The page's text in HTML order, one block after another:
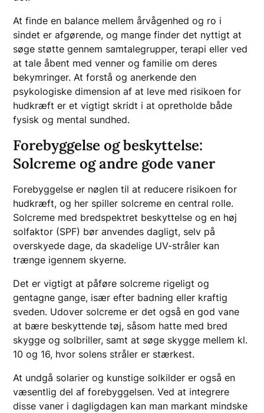
At finde en balance mellem årvågenhed og ro i
sindet er afgørende, og mange finder det nyttigt at
søge støtte gennem samtalegrupper, terapi eller ved
at tale åbent med venner og familie om deres
bekymringer. At forstå og anerkende den
psykologiske dimension af at leve med risikoen for
hudkræft er et vigtigt skridt i at opretholde både
fysisk og mental sundhed.
Forebyggelse og beskyttelse:
Solcreme og andre gode vaner
Forebyggelse er nøglen til at reducere risikoen for
hudkræft, og her spiller solcreme en central rolle.
Solcreme med bredspektret beskyttelse og en høj
solfaktor (SPF) bør anvendes dagligt, selv på
overskyede dage, da skadelige UV-stråler kan
trænge igennem skyerne.
Det er vigtigt at påføre solcreme rigeligt og
gentagne gange, især efter badning eller kraftig
sveden. Udover solcreme er det også en god vane
at bære beskyttende tøj, såsom hatte med bred
skygge og solbriller, samt at søge skygge mellem kl.
10 og 16, hvor solens stråler er stærkest.
At undgå solarier og kunstige solkilder er også en
væsentlig del af forebyggelsen. Ved at integrere
disse vaner i dagligdagen kan man markant mindske